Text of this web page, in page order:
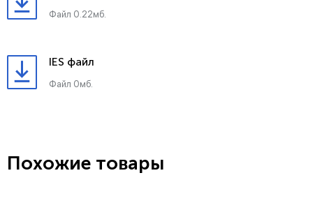
Файл 0.22мб.
IES файл
Файл 0мб.
Похожие товары